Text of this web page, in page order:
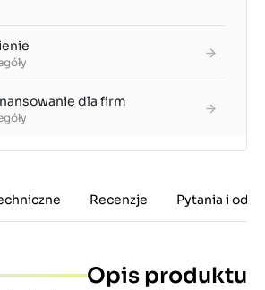
dla firm
Recenzje Pytania i
Opis produktu